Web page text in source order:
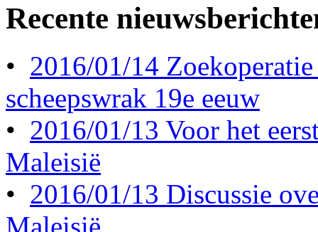
Recente
• 2016/01/14
scheepswrak 19e eeuw
• 2016/01/13 Voor het
Maleisië
• 2016/01/13 Discussie
Maleisië